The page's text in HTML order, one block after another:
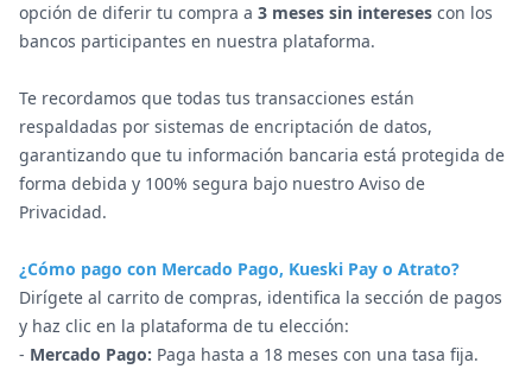
opción de diferir tu compra a 3 meses sin intereses con los
bancos participantes en nuestra plataforma.
Te recordamos que todas tus transacciones están
respaldadas por sistemas de encriptación de datos,
garantizando que tu información bancaria está protegida de
forma debida y 100% segura bajo nuestro Aviso de
Privacidad.
¿Cómo pago con Mercado Pago, Kueski Pay o Atrato?
Dirígete al carrito de compras, identifica la sección de pagos
y haz clic en la plataforma de tu elección:
- Mercado Pago: Paga hasta a 18 meses con una tasa fija.